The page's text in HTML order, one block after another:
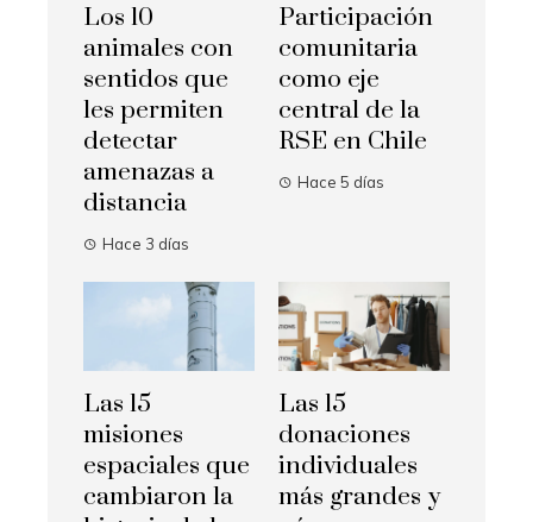
Los 10
animales con
sentidos que
les permiten
detectar
amenazas a
distancia
Hace 3 días
Participación
comunitaria
como eje
central de la
RSE en Chile
Hace 5 días
Las 15
misiones
espaciales que
cambiaron la
Las 15
donaciones
individuales
más grandes y